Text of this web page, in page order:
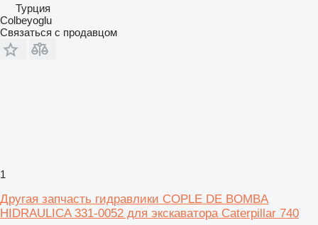
Турция
Colbeyoglu
Связаться с продавцом
1
Другая запчасть гидравлики COPLE DE BOMBA
HIDRAULICA 331-0052 для экскаватора Caterpillar 740